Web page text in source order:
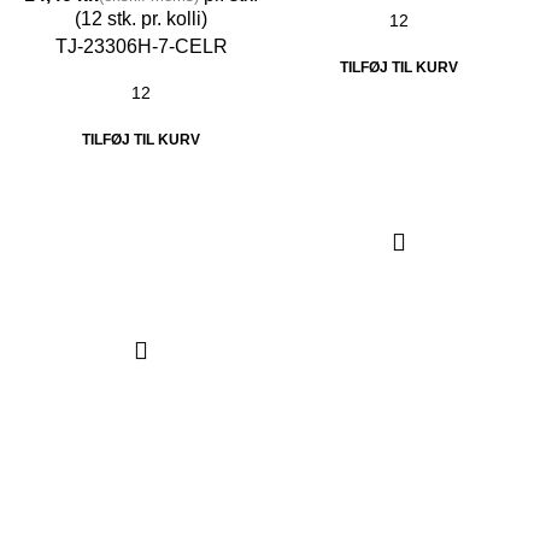
TJ-23306H-7-CELR
TILFØJ TIL KURV
TILFØJ TIL KURV